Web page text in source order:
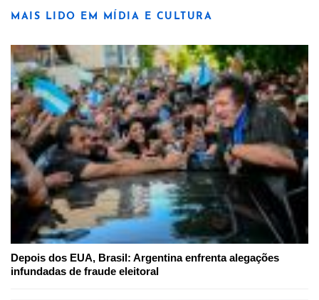
MAIS LIDO EM MÍDIA E CULTURA
Depois dos EUA, Brasil: Argentina enfrenta alegações
infundadas de fraude eleitoral